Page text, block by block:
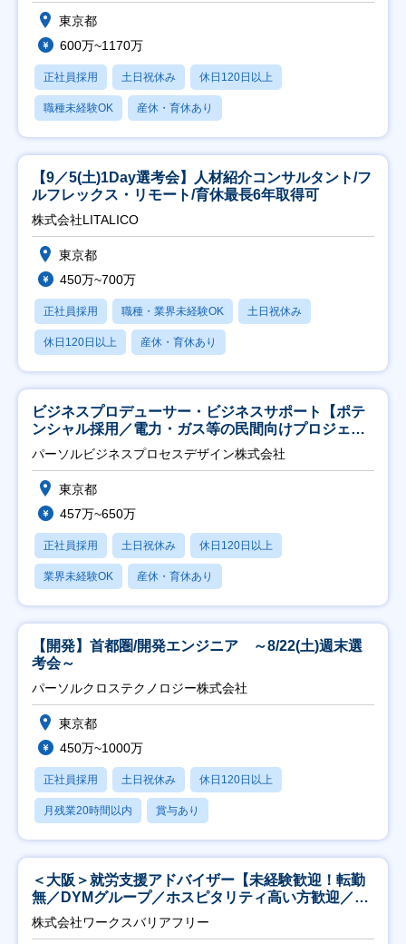
東京都
600万~1170万
正社員採用 土日祝休み 休日120日以上
職種未経験OK 産休・育休あり
【9／5(土)1Day選考会】人材紹介コンサルタント/フ
ルフレックス・リモート/育休最長6年取得可
株式会社LITALICO
東京都
450万~700万
正社員採用 職種・業界未経験OK 土日祝休み
休日120日以上 産休・育休あり
ビジネスプロデューサー・ビジネスサポート【ポテ
ンシャル採用／電力・ガス等の民間向けプロジェク
ト推進】
パーソルビジネスプロセスデザイン株式会社
東京都
457万~650万
正社員採用 土日祝休み 休日120日以上
業界未経験OK 産休・育休あり
【開発】首都圏/開発エンジニア ～8/22(土)週末選
考会～
パーソルクロステクノロジー株式会社
東京都
450万~1000万
正社員採用 土日祝休み 休日120日以上
月残業20時間以内 賞与あり
＜大阪＞就労支援アドバイザー【未経験歓迎！転勤
無／DYMグループ／ホスピタリティ高い方歓迎／土
日祝】
株式会社ワークスバリアフリー